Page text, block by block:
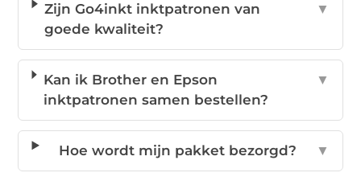
Zijn Go4inkt inktpatronen van
goede kwaliteit?
▼
Kan ik Brother en Epson
inktpatronen samen bestellen?
▼
Hoe wordt mijn pakket bezorgd? ▼